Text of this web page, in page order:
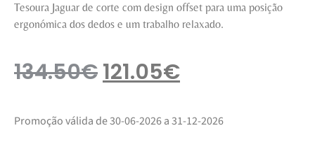
Tesoura Jaguar de corte com design offset para uma posição
ergonómica dos dedos e um trabalho relaxado.
134.50€121.05€
Promoção válida de 30-06-2026 a 31-12-2026